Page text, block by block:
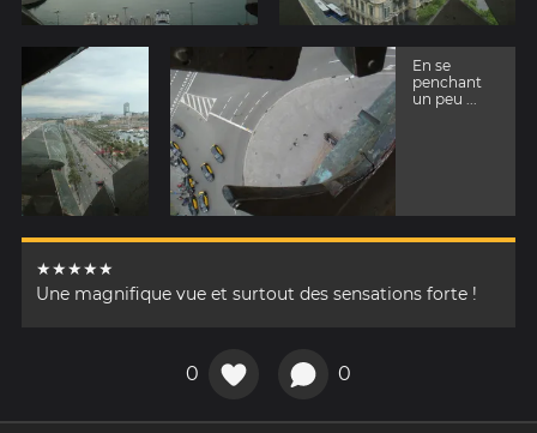
En se
penchant
un peu ...
★★★★★
Une magnifique vue et surtout des sensations forte !
0 0